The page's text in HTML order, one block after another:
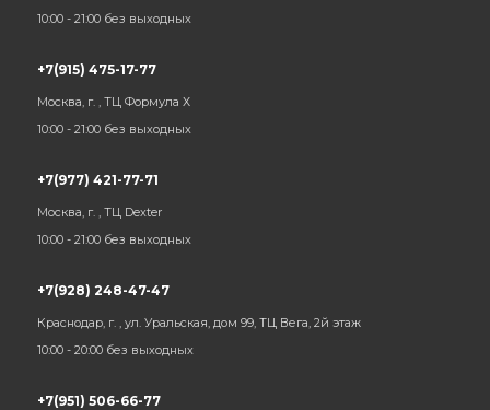
10:00 - 21:00 без выходных
+7(915) 475-17-77
Москва, г. , ТЦ Формула Х
10:00 - 21:00 без выходных
+7(977) 421-77-71
Москва, г. , ТЦ Dexter
10:00 - 21:00 без выходных
+7(928) 248-47-47
Краснодар, г. , ул. Уральская, дом 99, ТЦ Вега, 2й этаж
10:00 - 20:00 без выходных
+7(951) 506-66-77